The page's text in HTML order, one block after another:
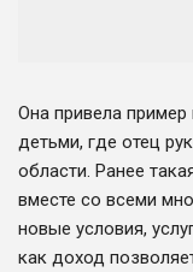
Она привела пример
детьми, где отец
области. Ранее
вместе со всеми
новые условия,
как доход